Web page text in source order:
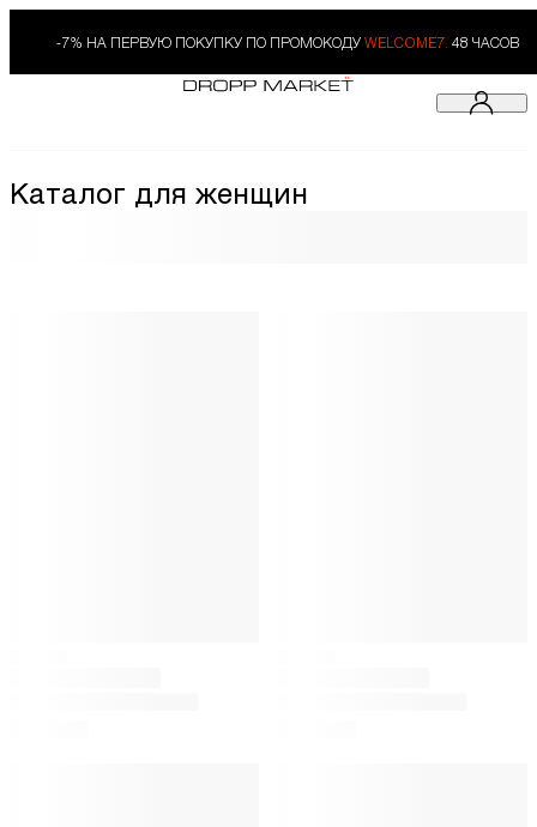
-7% НА ПЕРВУЮ ПОКУПКУ ПО ПРОМОКОДУ WELCOME7. 48 ЧАСОВ
Каталог для женщин